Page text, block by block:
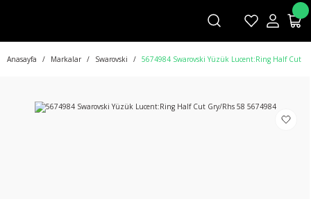
Anasayfa Markalar Swarovski 5674984 Swarovski Yüzük Lucent:Ring Half Cut